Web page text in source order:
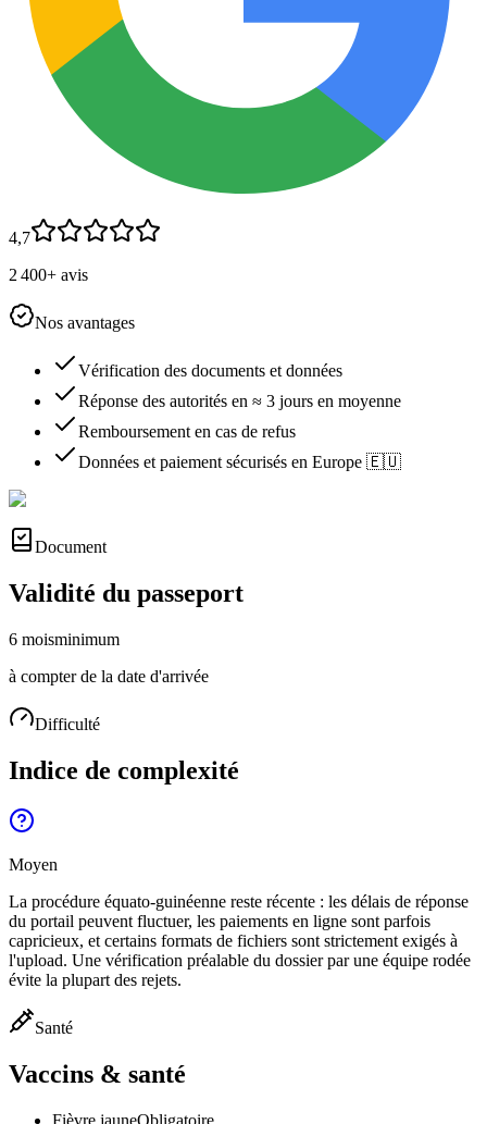
4,7
2 400+ avis
Nos avantages
Vérification des documents et données
Réponse des autorités en ≈ 3 jours en moyenne
Remboursement en cas de refus
Données et paiement sécurisés en Europe 🇪🇺
Document
Validité du passeport
6 moisminimum
à compter de la date d'arrivée
Difficulté
Indice de complexité
Moyen
La procédure équato-guinéenne reste récente : les délais de réponse
du portail peuvent fluctuer, les paiements en ligne sont parfois
capricieux, et certains formats de fichiers sont strictement exigés à
l'upload. Une vérification préalable du dossier par une équipe rodée
évite la plupart des rejets.
Santé
Vaccins & santé
Fièvre jauneObligatoire